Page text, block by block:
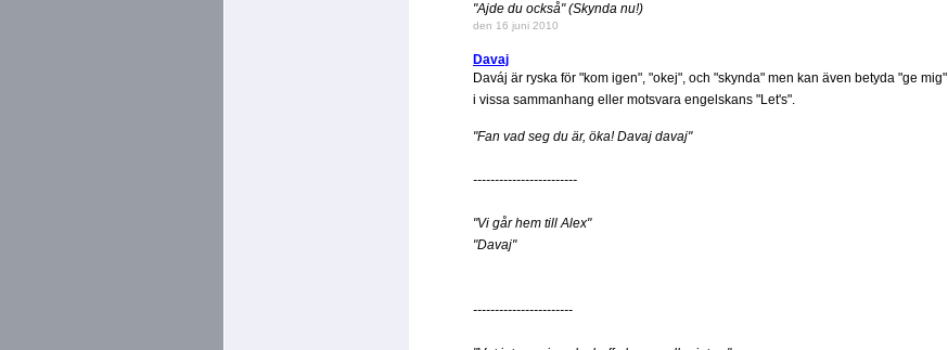
"Ajde du också" (Skynda nu!)
den 16 juni 2010
Davaj
Daváj är ryska för "kom igen", "okej", och "skynda" men kan även betyda "ge mig"
i vissa sammanhang eller motsvara engelskans "Let's".
"Fan vad seg du är, öka! Davaj davaj"
------------------------
"Vi går hem till Alex"
"Davaj"
-----------------------